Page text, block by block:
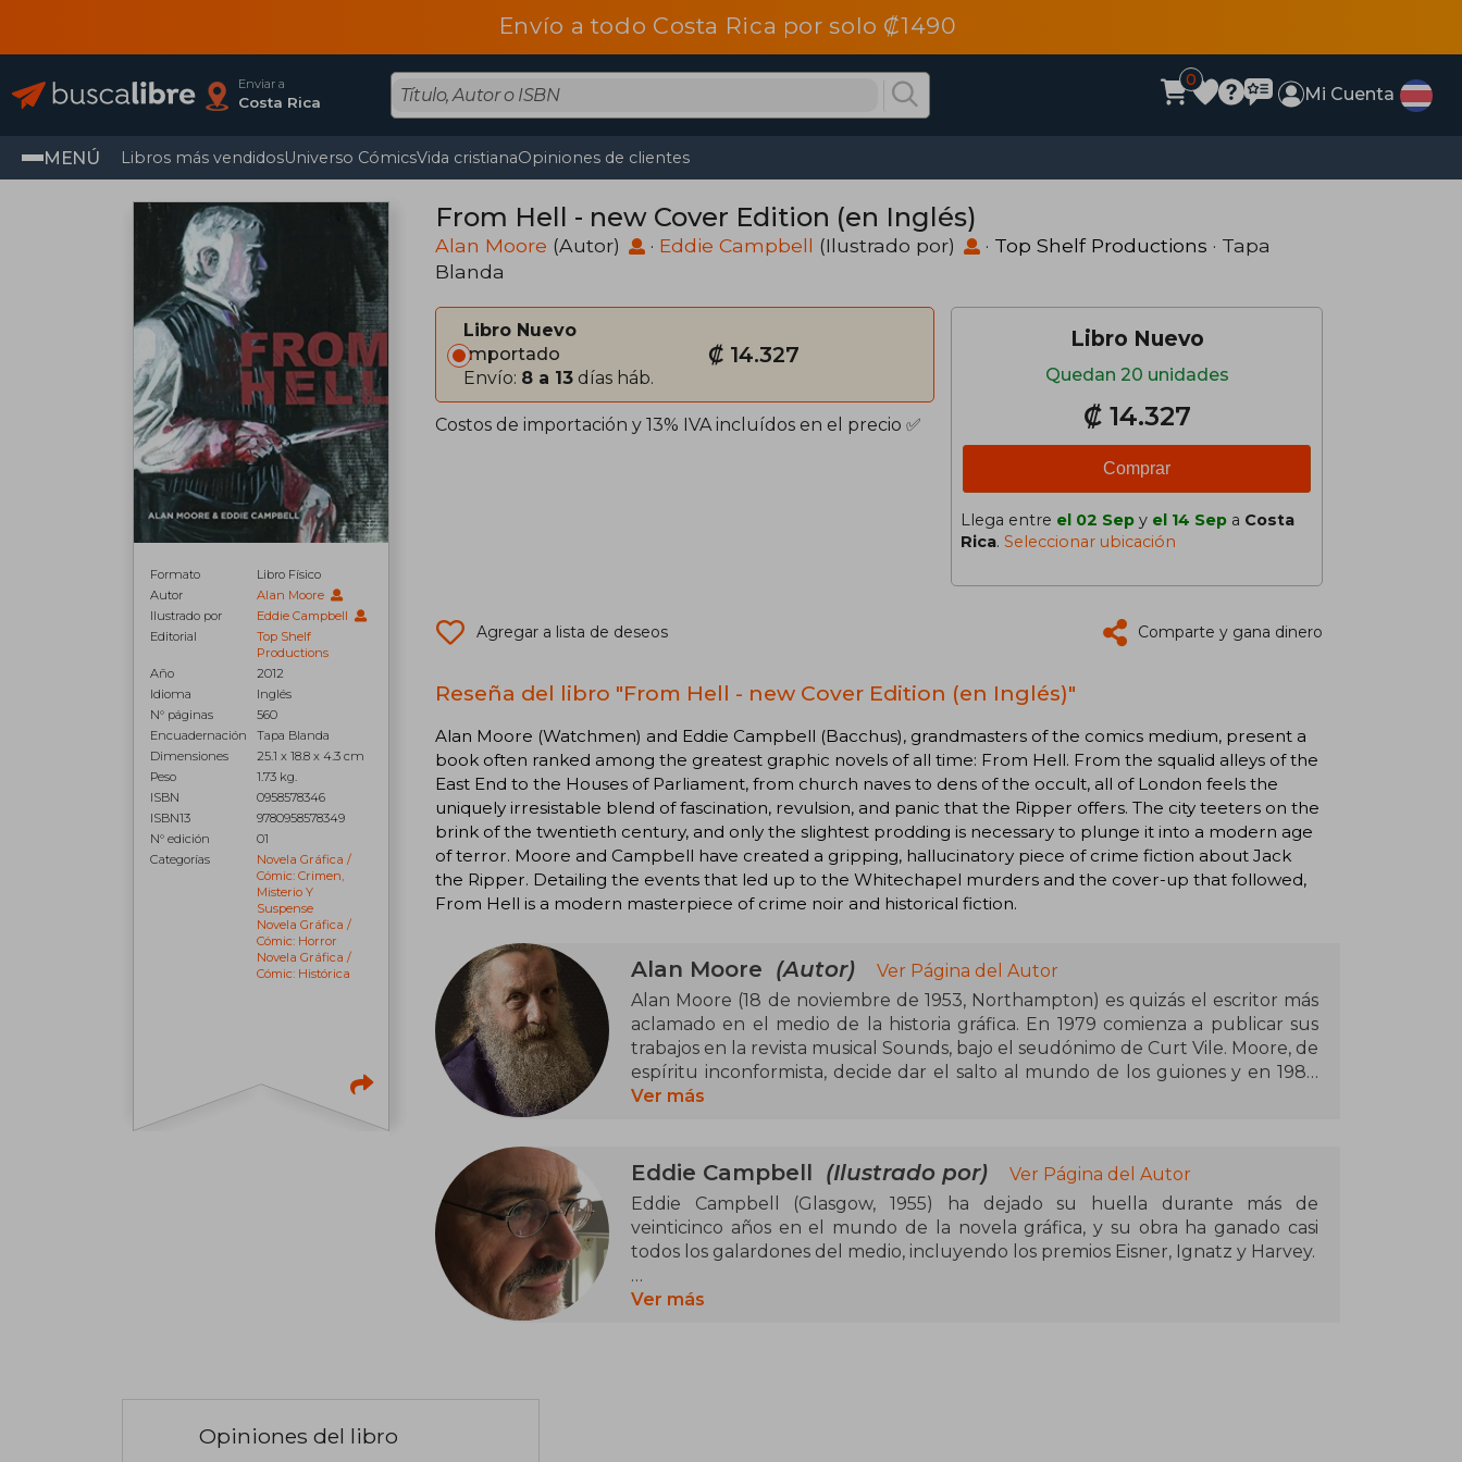
Envío a todo Costa Rica por solo ₡1490
Enviar a
Costa Rica
0
Mi Cuenta
MENÚ Libros más vendidosUniverso CómicsVida cristianaOpiniones de clientes
Formato
Libro Físico
Autor
Alan Moore
Ilustrado por
Eddie Campbell
Editorial
Top Shelf
Productions
Año
2012
Idioma
Inglés
N° páginas
560
Encuadernación
Tapa Blanda
Dimensiones
25.1 x 18.8 x 4.3 cm
Peso
1.73 kg.
ISBN
0958578346
ISBN13
9780958578349
N° edición
01
Categorías
Novela Gráfica /
Cómic: Crimen,
Misterio Y
Suspense
Novela Gráfica /
Cómic: Horror
Novela Gráfica /
Cómic: Histórica
From Hell - new Cover Edition (en Inglés)
Alan Moore (Autor) · Eddie Campbell (Ilustrado por) · Top Shelf Productions · Tapa
Blanda
Libro Nuevo
Importado
Envío: 8 a 13 días háb.
₡ 14.327
Costos de importación y 13% IVA incluídos en el precio ✅
Libro Nuevo
Quedan 20 unidades
₡ 14.327
Comprar
Llega entre el 02 Sep y el 14 Sep a Costa
Rica. Seleccionar ubicación
Agregar a lista de deseos Comparte y gana dinero
Reseña del libro "From Hell - new Cover Edition (en Inglés)"
Alan Moore (Watchmen) and Eddie Campbell (Bacchus), grandmasters of the comics medium, present a
book often ranked among the greatest graphic novels of all time: From Hell. From the squalid alleys of the
East End to the Houses of Parliament, from church naves to dens of the occult, all of London feels the
uniquely irresistable blend of fascination, revulsion, and panic that the Ripper offers. The city teeters on the
brink of the twentieth century, and only the slightest prodding is necessary to plunge it into a modern age
of terror. Moore and Campbell have created a gripping, hallucinatory piece of crime fiction about Jack
the Ripper. Detailing the events that led up to the Whitechapel murders and the cover-up that followed,
From Hell is a modern masterpiece of crime noir and historical fiction.
Alan Moore (Autor)
Ver Página del Autor
Alan Moore (18 de noviembre de 1953, Northampton) es quizás el escritor más
aclamado en el medio de la historia gráfica. En 1979 comienza a publicar sus
trabajos en la revista musical Sounds, bajo el seudónimo de Curt Vile. Moore, de
espíritu inconformista, decide dar el salto al mundo de los guiones y en 1980
crea Ro-Jaws Robo Tales y Abelard Snazz, además de contribuir en la serie de
Con este bagaje, crea obras como WATCHMEN, V FOR VENDETTA, SWAMP
THING y MIRACLEMAN que le valdrían numerosos galardones. También es el
cerebro detrás de la línea America's Best Comics, a través de la cual ha
producido (junto con muchos ilustradores talentosos) LA LIGA DE
CABALLEROS EXTRAORDINARIOS, PROMETHEA, TOM STRONG,
TOMORROW STORIES y TOP TEN. Como uno de los innovadores más
importantes del medio desde principios de la década de 1980, Moore ha
Ver más
Eddie Campbell (Ilustrado por)
Ver Página del Autor
Eddie Campbell (Glasgow, 1955) ha dejado su huella durante más de
veinticinco años en el mundo de la novela gráfica, y su obra ha ganado casi
todos los galardones del medio, incluyendo los premios Eisner, Ignatz y Harvey.
Junto a Alan Moore creó la célebre obra From Hell (Planeta DeAgostini, 2001),
Ver más
Opiniones del libro